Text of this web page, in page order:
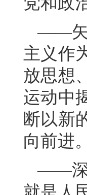
——矢
主义作
放思想
运动中
断以新
向前进。
——深